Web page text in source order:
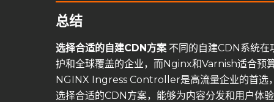
总结
选择合适的自建CDN方案 不同的自建CDN系统
护和全球覆盖的企业，而Nginx和Varnish适合
NGINX Ingress Controller是高流量企业的首选
选择合适的CDN方案，能够为内容分发和用户体